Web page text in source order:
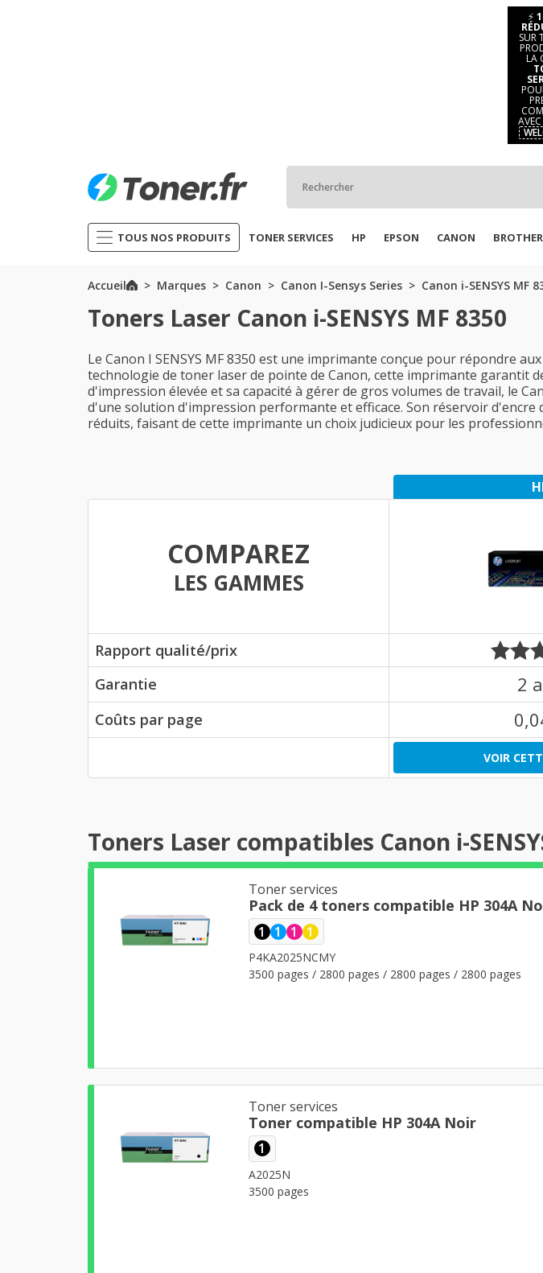
⚡
SUR
LA
TOUS NOS PRODUITS TONER SERVICES HP EPSON CANON BROTHER
Accueil Marques Canon Canon I-Sensys Series Canon i-SENSYS MF
Toners Laser Canon i-SENSYS MF 8350
Le Canon I SENSYS MF 8350 est une imprimante conçue pour répondre
technologie de toner laser de pointe de Canon, cette imprimante garantit
d'impression élevée et sa capacité à gérer de gros volumes de travail, le
d'une solution d'impression performante et efficace. Son réservoir
réduits, faisant de cette imprimante un choix judicieux pour les
COMPAREZ
LES GAMMES
Rapport qualité/prix
Garantie
2
Coûts par page
VOIR
Toners Laser compatibles Canon i-
Toner services
Pack de 4 toners compatible HP 304A
1 1 1 1
P4KA2025NCMY
3500 pages / 2800 pages / 2800 pages / 2800 pages
Toner services
Toner compatible HP 304A Noir
1
A2025N
3500 pages